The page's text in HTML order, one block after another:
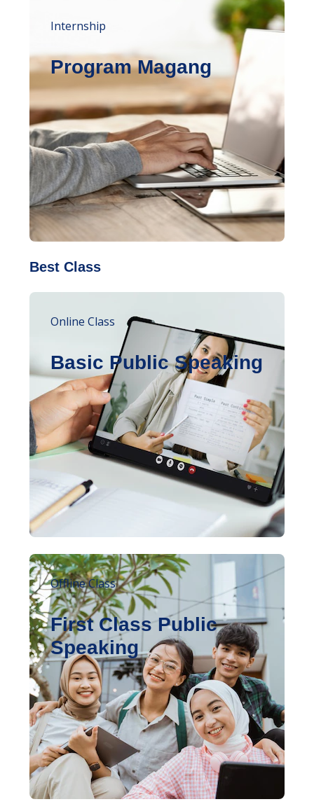
Internship
Program Magang
Best Class
Online Class
Basic Public Speaking
Offline Class
First Class Public
Speaking